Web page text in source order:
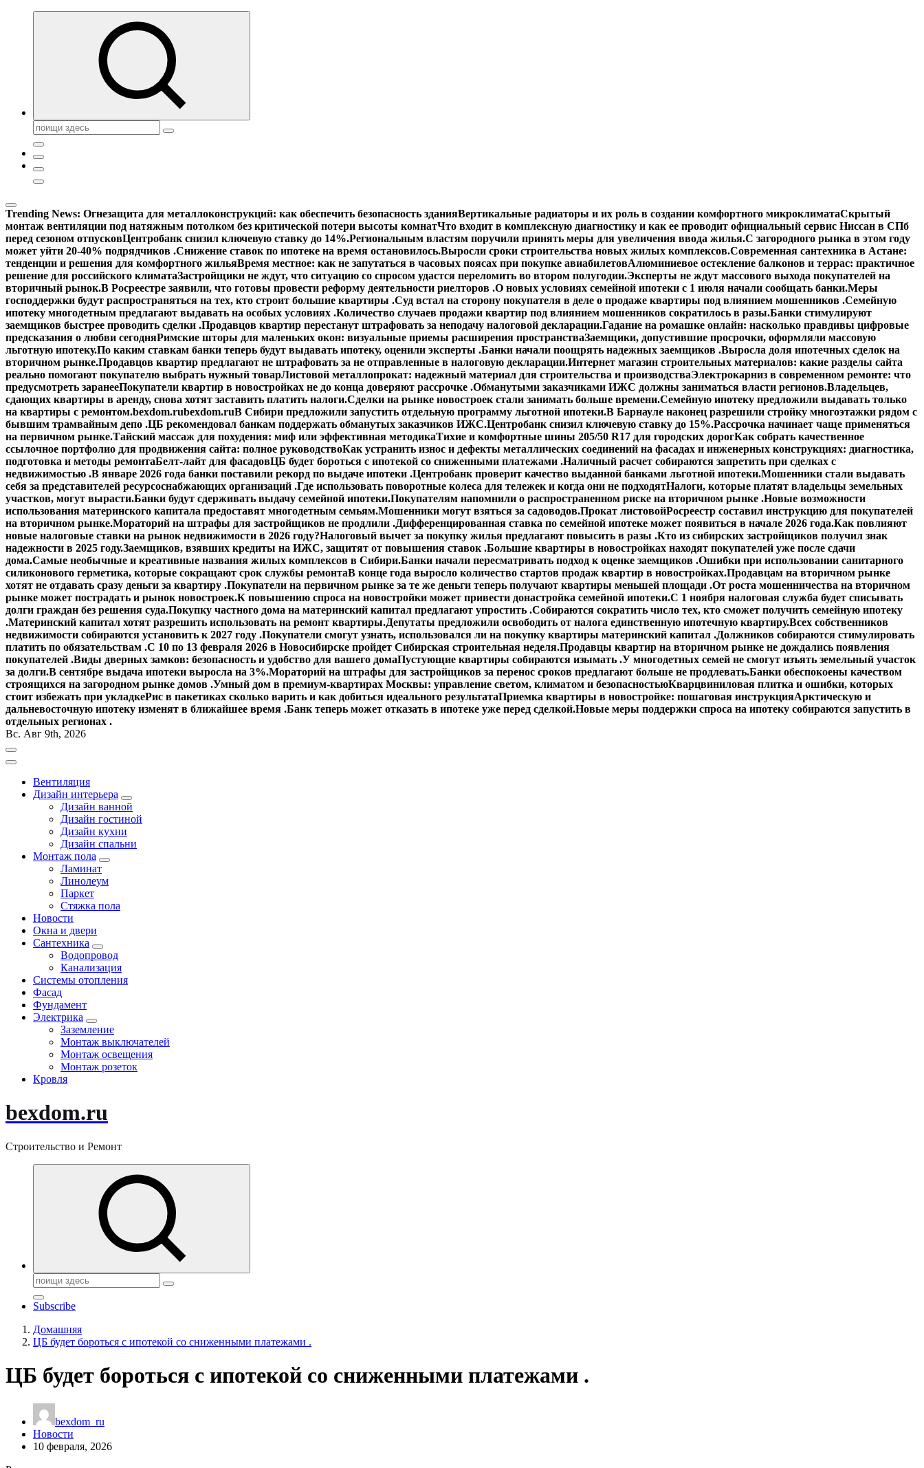
Поиск:
Trending News: Огнезащита для металлоконструкций: как обеспечить безопасность зданияВертикальные радиаторы и их роль в создании комфортного микроклиматаСкрытый
монтаж вентиляции под натяжным потолком без критической потери высоты комнатЧто входит в комплексную диагностику и как ее проводит официальный сервис Ниссан в СПб
перед сезоном отпусковЦентробанк снизил ключевую ставку до 14%.Региональным властям поручили принять меры для увеличения ввода жилья.С загородного рынка в этом году
может уйти 20-40% подрядчиков .Снижение ставок по ипотеке на время остановилось.Выросли сроки строительства новых жилых комплексов.Современная сантехника в Астане:
тенденции и решения для комфортного жильяВремя местное: как не запутаться в часовых поясах при покупке авиабилетовАлюминиевое остекление балконов и террас: практичное
решение для российского климатаЗастройщики не ждут, что ситуацию со спросом удастся переломить во втором полугодии.Эксперты не ждут массового выхода покупателей на
вторичный рынок.В Росреестре заявили, что готовы провести реформу деятельности риелторов .О новых условиях семейной ипотеки с 1 июля начали сообщать банки.Меры
господдержки будут распространяться на тех, кто строит большие квартиры .Суд встал на сторону покупателя в деле о продаже квартиры под влиянием мошенников .Семейную
ипотеку многодетным предлагают выдавать на особых условиях .Количество случаев продажи квартир под влиянием мошенников сократилось в разы.Банки стимулируют
заемщиков быстрее проводить сделки .Продавцов квартир перестанут штрафовать за неподачу налоговой декларации.Гадание на ромашке онлайн: насколько правдивы цифровые
предсказания о любви сегодняРимские шторы для маленьких окон: визуальные приемы расширения пространстваЗаемщики, допустившие просрочки, оформляли массовую
льготную ипотеку.По каким ставкам банки теперь будут выдавать ипотеку, оценили эксперты .Банки начали поощрять надежных заемщиков .Выросла доля ипотечных сделок на
вторичном рынке.Продавцов квартир предлагают не штрафовать за не отправленные в налоговую декларации.Интернет магазин строительных материалов: какие разделы сайта
реально помогают покупателю выбрать нужный товарЛистовой металлопрокат: надежный материал для строительства и производстваЭлектрокарниз в современном ремонте: что
предусмотреть заранееПокупатели квартир в новостройках не до конца доверяют рассрочке .Обманутыми заказчиками ИЖС должны заниматься власти регионов.Владельцев,
сдающих квартиры в аренду, снова хотят заставить платить налоги.Сделки на рынке новостроек стали занимать больше времени.Семейную ипотеку предложили выдавать только
на квартиры с ремонтом.bexdom.rubexdom.ruВ Сибири предложили запустить отдельную программу льготной ипотеки.В Барнауле наконец разрешили стройку многоэтажки рядом с
бывшим трамвайным депо .ЦБ рекомендовал банкам поддержать обманутых заказчиков ИЖС.Центробанк снизил ключевую ставку до 15%.Рассрочка начинает чаще применяться
на первичном рынке.Тайский массаж для похудения: миф или эффективная методикаТихие и комфортные шины 205/50 R17 для городских дорогКак собрать качественное
ссылочное портфолио для продвижения сайта: полное руководствоКак устранить износ и дефекты металлических соединений на фасадах и инженерных конструкциях: диагностика,
подготовка и методы ремонтаБелт-лайт для фасадовЦБ будет бороться с ипотекой со сниженными платежами .Наличный расчет собираются запретить при сделках с
недвижимостью .В январе 2026 года банки поставили рекорд по выдаче ипотеки .Центробанк проверит качество выданной банками льготной ипотеки.Мошенники стали выдавать
себя за представителей ресурсоснабжающих организаций .Где использовать поворотные колеса для тележек и когда они не подходятНалоги, которые платят владельцы земельных
участков, могут вырасти.Банки будут сдерживать выдачу семейной ипотеки.Покупателям напомнили о распространенном риске на вторичном рынке .Новые возможности
использования материнского капитала предоставят многодетным семьям.Мошенники могут взяться за садоводов.Прокат листовойРосреестр составил инструкцию для покупателей
на вторичном рынке.Мораторий на штрафы для застройщиков не продлили .Дифференцированная ставка по семейной ипотеке может появиться в начале 2026 года.Как повлияют
новые налоговые ставки на рынок недвижимости в 2026 году?Налоговый вычет за покупку жилья предлагают повысить в разы .Кто из сибирских застройщиков получил знак
надежности в 2025 году.Заемщиков, взявших кредиты на ИЖС, защитят от повышения ставок .Большие квартиры в новостройках находят покупателей уже после сдачи
дома.Самые необычные и креативные названия жилых комплексов в Сибири.Банки начали пересматривать подход к оценке заемщиков .Ошибки при использовании санитарного
силиконового герметика, которые сокращают срок службы ремонтаВ конце года выросло количество стартов продаж квартир в новостройках.Продавцам на вторичном рынке
хотят не отдавать сразу деньги за квартиру .Покупатели на первичном рынке за те же деньги теперь получают квартиры меньшей площади .От роста мошенничества на вторичном
рынке может пострадать и рынок новостроек.К повышению спроса на новостройки может привести донастройка семейной ипотеки.С 1 ноября налоговая служба будет списывать
долги граждан без решения суда.Покупку частного дома на материнский капитал предлагают упростить .Собираются сократить число тех, кто сможет получить семейную ипотеку
.Материнский капитал хотят разрешить использовать на ремонт квартиры.Депутаты предложили освободить от налога единственную ипотечную квартиру.Всех собственников
недвижимости собираются установить к 2027 году .Покупатели смогут узнать, использовался ли на покупку квартиры материнский капитал .Должников собираются стимулировать
платить по обязательствам .С 10 по 13 февраля 2026 в Новосибирске пройдет Сибирская строительная неделя.Продавцы квартир на вторичном рынке не дождались появления
покупателей .Виды дверных замков: безопасность и удобство для вашего домаПустующие квартиры собираются изымать .У многодетных семей не смогут изъять земельный участок
за долги.В сентябре выдача ипотеки выросла на 3%.Мораторий на штрафы для застройщиков за перенос сроков предлагают больше не продлевать.Банки обеспокоены качеством
строящихся на загородном рынке домов .Умный дом в премиум-квартирах Москвы: управление светом, климатом и безопасностьюКварцвиниловая плитка и ошибки, которых
стоит избежать при укладкеРис в пакетиках сколько варить и как добиться идеального результатаПриемка квартиры в новостройке: пошаговая инструкцияАрктическую и
дальневосточную ипотеку изменят в ближайшее время .Банк теперь может отказать в ипотеке уже перед сделкой.Новые меры поддержки спроса на ипотеку собираются запустить в
отдельных регионах .
Вс. Авг 9th, 2026
Вентиляция
Дизайн интерьера
Дизайн ванной
Дизайн гостиной
Дизайн кухни
Дизайн спальни
Монтаж пола
Ламинат
Линолеум
Паркет
Стяжка пола
Новости
Окна и двери
Сантехника
Водопровод
Канализация
Системы отопления
Фасад
Фундамент
Электрика
Заземление
Монтаж выключателей
Монтаж освещения
Монтаж розеток
Кровля
bexdom.ru
Строительство и Ремонт
Поиск:
Subscribe
Домашняя
ЦБ будет бороться с ипотекой со сниженными платежами .
ЦБ будет бороться с ипотекой со сниженными платежами .
bexdom_ru
Новости
10 февраля, 2026